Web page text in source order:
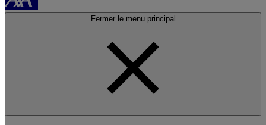
Fermer le menu principal